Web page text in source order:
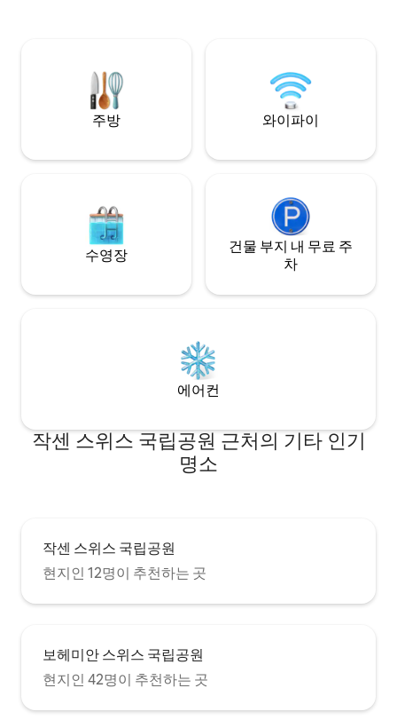
주방 와이파이
수영장
건물 부지 내 무료 주
차
에어컨
작센 스위스 국립공원 근처의 기타 인기
명소
작센 스위스 국립공원
현지인 12명이 추천하는 곳
보헤미안 스위스 국립공원
현지인 42명이 추천하는 곳